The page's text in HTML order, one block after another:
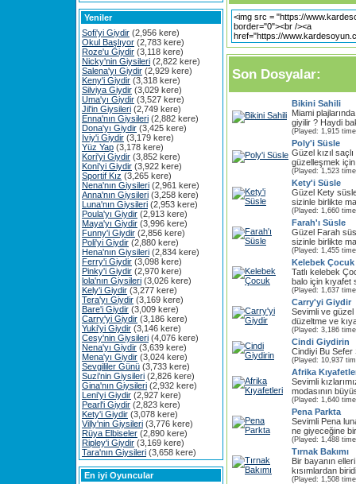
Yeniler
Sofi'yi Giydir (2,956 kere)
Okul Başlıyor (2,783 kere)
Roze'u Giydir (3,118 kere)
Nicky'nin Giysileri (2,822 kere)
Salena'yı Giydir (2,929 kere)
Keny'i Giydir (3,318 kere)
Silviya Giydir (3,029 kere)
Uma'yı Giydir (3,527 kere)
Jil'in Giysileri (2,749 kere)
Enna'nın Giysileri (2,882 kere)
Dona'yı Giydir (3,425 kere)
Iviy'i Giydir (3,179 kere)
Yüz Yap (3,178 kere)
Kori'yi Giydir (3,852 kere)
Koni'yi Giydir (3,922 kere)
Sportif Kız (3,265 kere)
Nena'nın Giysileri (2,961 kere)
Anna'nın Giysileri (3,258 kere)
Luna'nın Giysileri (2,953 kere)
Poula'yı Giydir (2,913 kere)
Maya'yı Giydir (3,996 kere)
Funny'i Giydir (2,856 kere)
Poli'yi Giydir (2,880 kere)
Hena'nın Giysileri (2,834 kere)
Ferry'i Giydir (3,098 kere)
Pinky'i Giydir (2,970 kere)
lola'nın Giysileri (3,026 kere)
Kely'i Giydir (3,277 kere)
Tera'yı Giydir (3,169 kere)
Bare'i Giydir (3,009 kere)
Carry'yi Giydir (3,186 kere)
Yuki'yi Giydir (3,146 kere)
Cesy'nin Giysileri (4,076 kere)
Nena'yı Giydir (3,639 kere)
Mena'yı Giydir (3,024 kere)
Sevgililer Günü (3,733 kere)
Suzi'nin Giysileri (2,826 kere)
Gina'nın Giysileri (2,932 kere)
Leni'yi Giydir (2,927 kere)
Pearl'i Giydir (2,823 kere)
Kety'i Giydir (3,078 kere)
Villy'nin Giysileri (3,776 kere)
Rüya Elbiseler (2,890 kere)
Ripley'i Giydir (3,169 kere)
Tara'nın Giysileri (3,658 kere)
En iyi Oyuncular
Son Dosyalar:
Bikini Sahili
Miami
giyilir ? Haydi
(Played: 1,915
Poly'i Süsle
Güzel kızıl
güzelleşmek
(Played: 1,523
Kety'i Süsle
Güzel Kety
sizinle birlikte
(Played: 1,660
Farah'ı Süsle
Güzel Farah
sizinle birlikte
(Played: 1,455
Kelebek Çocuk
Tatlı kelebek
balo için kıyafet
(Played: 1,637
Carry'yi Giydir
Sevimli ve güzel
düzeltme ve
(Played: 3,186
Cindi Giydirin
Cindiyi Bu Sefer
(Played: 10,937
Afrika
Sevimli
modasının
(Played: 1,640
Pena Parkta
Sevimli Pena
ne giyeceğine
(Played: 1,488
Tırnak Bakımı
Bir bayanın
kısımlardan
(Played: 1,508